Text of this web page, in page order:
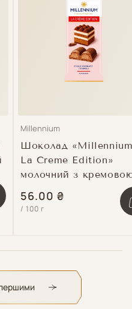
Збільшити
кількість
Продавець:
Millennium
Шоколад
La Creme Edition»
молочний з
начинкою зі смаком
«Тірамісу»
Звичайна
ціна
56.00 ₴
/ 100 г